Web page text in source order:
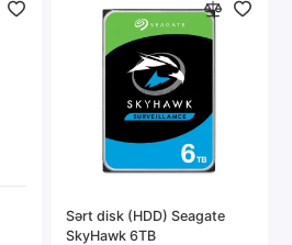
Sərt disk (HDD) Seagate
SkyHawk 6TB